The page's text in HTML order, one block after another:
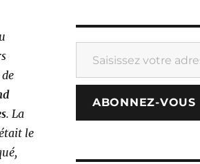
. La
le
Saisissez votre adresse e-mail…
ABONNEZ-VOUS